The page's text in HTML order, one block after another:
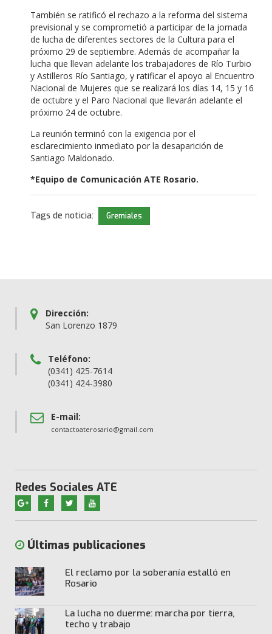
También se ratificó el rechazo a la reforma del sistema
previsional y se comprometió a participar de la jornada
de lucha de diferentes sectores de la Cultura para el
próximo 29 de septiembre. Además de acompañar la
lucha que llevan adelante los trabajadores de Río Turbio
y Astilleros Río Santiago, y ratificar el apoyo al Encuentro
Nacional de Mujeres que se realizará los días 14, 15 y 16
de octubre y el Paro Nacional que llevarán adelante el
próximo 24 de octubre.
La reunión terminó con la exigencia por el
esclarecimiento inmediato por la desaparición de
Santiago Maldonado.
*Equipo de Comunicación ATE Rosario.
Tags de noticia: Gremiales
Dirección:
San Lorenzo 1879
Teléfono:
(0341) 425-7614
(0341) 424-3980
E-mail:
contactoaterosario@gmail.com
Redes Sociales ATE
Últimas publicaciones
El reclamo por la soberanía estalló en
Rosario
La lucha no duerme: marcha por tierra,
techo y trabajo